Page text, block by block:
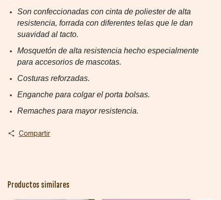
Son confeccionadas con cinta de poliester de alta
resistencia, forrada con diferentes telas que le dan
suavidad al tacto.
Mosquetón de alta resistencia hecho especialmente
para accesorios de mascotas.
Costuras reforzadas.
Enganche para colgar el porta bolsas.
Remaches para mayor resistencia.
Compartir
Productos similares